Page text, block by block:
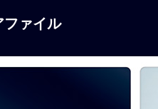
ァイル